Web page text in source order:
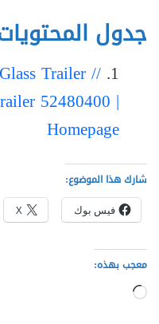
جدول
Trailer //
52480400 |
Homepage
شارك هذا الموضوع:
فيس بوك X
معجب بهذه:
جاري